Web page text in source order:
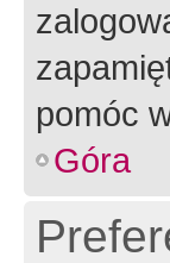
pomóc
Góra